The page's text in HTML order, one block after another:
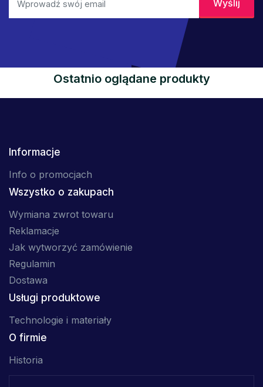
Ostatnio oglądane produkty
Informacje
Info o promocjach
Wszystko o zakupach
Wymiana zwrot towaru
Reklamacje
Jak wytworzyć zamówienie
Regulamin
Dostawa
Usługi produktowe
Technologie i materiały
O firmie
Historia